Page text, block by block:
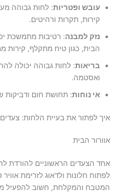
עובש ופטריות: לחות גבוהה
קירות, תקרות ורהיטים.
נזק למבנה: רטיבות מתמשכת
הבית, כגון טיח מתקלף, קירות
בריאות: לחות גבוהה יכולה
ואסטמה.
אי נוחות: תחושת חום
איך לפתור את בעיית הלחות: צעדים
אוורור הבית
אחד הצעדים הראשוניים להורדת
לפתוח חלונות ולדאוג לזרימת
המטבח והמקלחת, חשוב להפעיל